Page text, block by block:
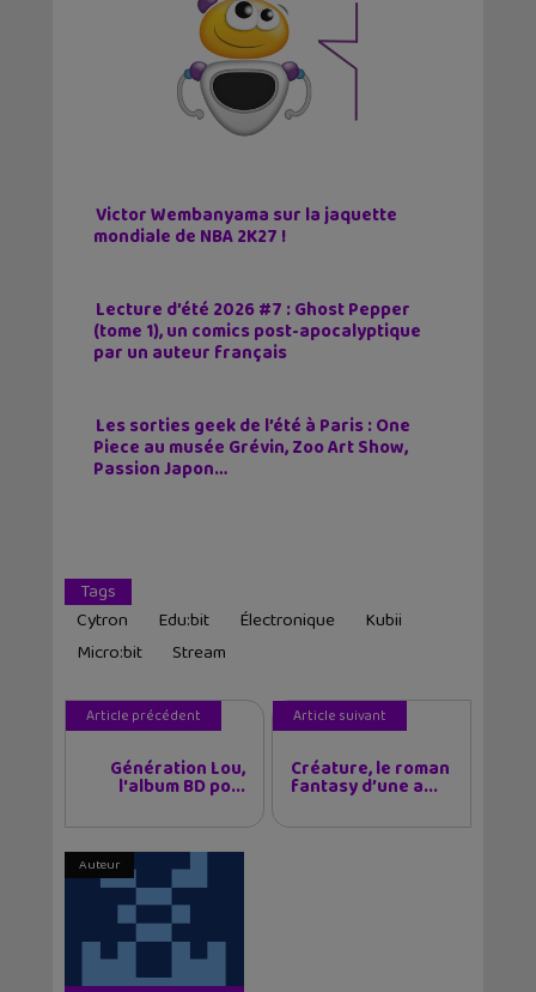
Victor Wembanyama sur la jaquette
mondiale de NBA 2K27 !
Lecture d’été 2026 #7 : Ghost Pepper
(tome 1), un comics post-apocalyptique
par un auteur français
Les sorties geek de l’été à Paris : One
Piece au musée Grévin, Zoo Art Show,
Passion Japon…
Tags
Cytron
Edu:bit Électronique
Kubii
Micro:bit
Stream
Article précédent
Génération Lou,
l'album BD po...
Article suivant
Créature, le roman
fantasy d’une a...
Auteur